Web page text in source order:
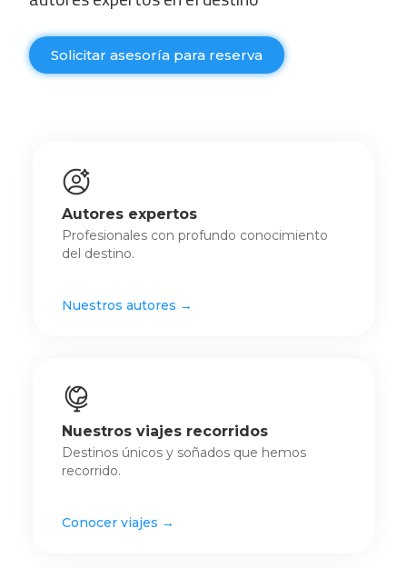
Solicitar asesoría para reserva
Autores expertos
Profesionales con profundo conocimiento
del destino.
Nuestros autores →
Nuestros viajes recorridos
Destinos únicos y soñados que hemos
recorrido.
Conocer viajes →